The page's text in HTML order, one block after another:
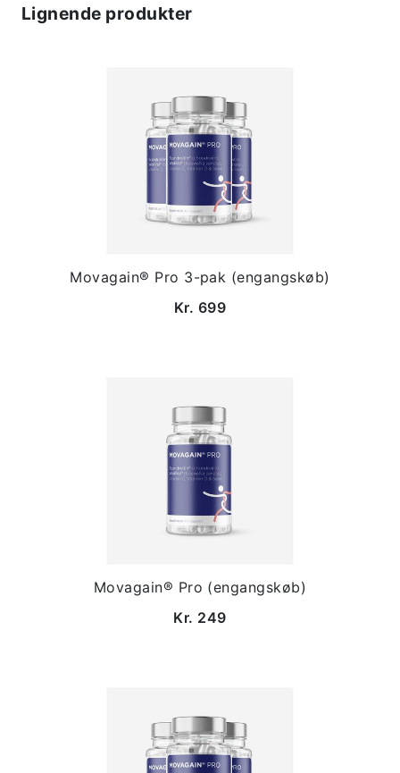
Lignende produkter
Movagain® Pro 3-pak (engangskøb)
Kr. 699
Movagain® Pro (engangskøb)
Kr. 249